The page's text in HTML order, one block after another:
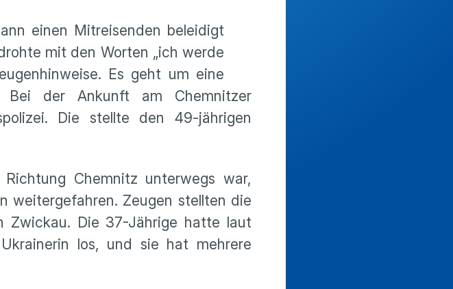
einen Mitreisenden beleidigt
mit den Worten „ich werde
Es geht um eine
Bei der Ankunft am Chemnitzer
Die stellte den 49-jährigen
Chemnitz unterwegs war,
weitergefahren. Zeugen stellten die
Zwickau. Die 37-Jährige hatte laut
los, und sie hat mehrere